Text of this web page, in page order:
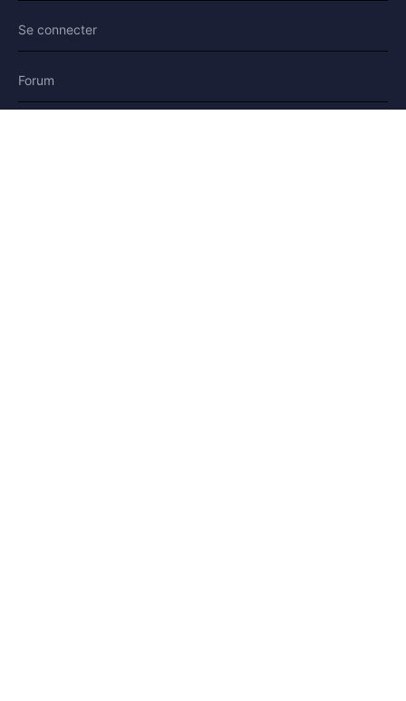
Se connecter
Forum